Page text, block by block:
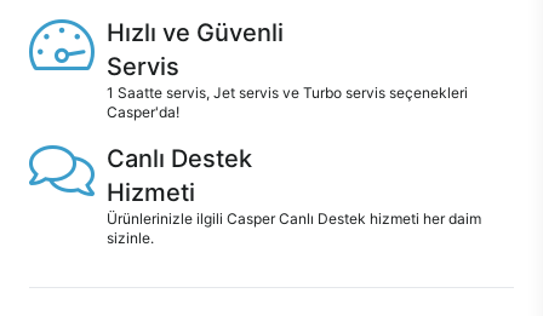
Hızlı ve Güvenli
Servis
1 Saatte servis, Jet servis ve Turbo servis seçenekleri
Casper'da!
Canlı Destek
Hizmeti
Ürünlerinizle ilgili Casper Canlı Destek hizmeti her daim
sizinle.